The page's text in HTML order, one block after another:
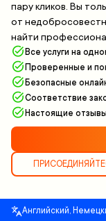
пару кликов. Вы
от
найти
Все услуги на
Проверенные и
Безопасные
Соответствие
Настоящие
Английский,